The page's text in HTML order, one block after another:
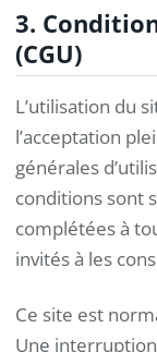
3.
(CGU)
L’utilisation du
l’acceptation
générales
conditions sont
complétées à
invités à les
Ce site est
Une